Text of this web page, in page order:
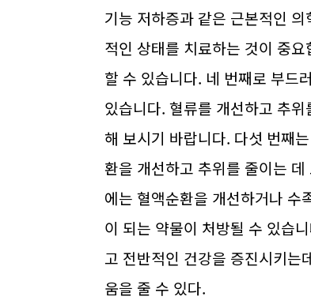
기능 저하증과 같은 근본적인
적인 상태를 치료하는 것이 중
할 수 있습니다. 네 번째로 부드
있습니다. 혈류를 개선하고 추
해 보시기 바랍니다. 다섯 번째
환을 개선하고 추위를 줄이는
에는 혈액순환을 개선하거나 수
이 되는 약물이 처방될 수 있습
고 전반적인 건강을 증진시키는
움을 줄 수 있다.